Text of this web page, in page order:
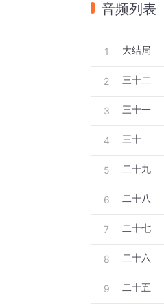
音频列表
1 大结局
2 三十二
3 三十一
4 三十
5 二十九
6 二十八
7 二十七
8 二十六
9 二十五